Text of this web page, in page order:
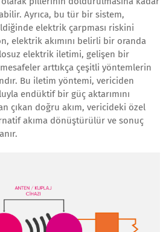
Ayrıca, bu tür bir sistem,
elektrik çarpması riskini
elektrik akımını belirli bir oranda
elektrik iletimi, gelişen bir
arttıkça çeşitli yöntemlerin
Bu iletim yöntemi, vericiden
endüktif bir güç aktarımını
çıkan doğru akım, vericideki özel
akıma dönüştürülür ve sonuç